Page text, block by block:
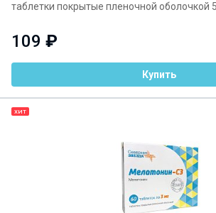
таблетки покрытые пленочной оболочкой
109 ₽
Купить
ХИТ